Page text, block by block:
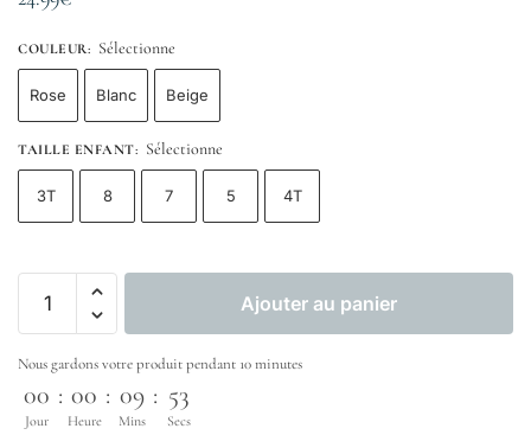
COULEUR: Sélectionne
Rose Blanc Beige
TAILLE ENFANT: Sélectionne
3T 8 7 5 4T
Ajouter au panier
Nous gardons votre produit pendant 10 minutes
00
Jour
: 00
Heure
: 09
Mins
: 53
Secs